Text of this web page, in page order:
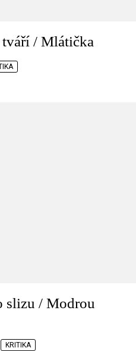
/ Mlátička
slizu / Modrou
KRITIKA